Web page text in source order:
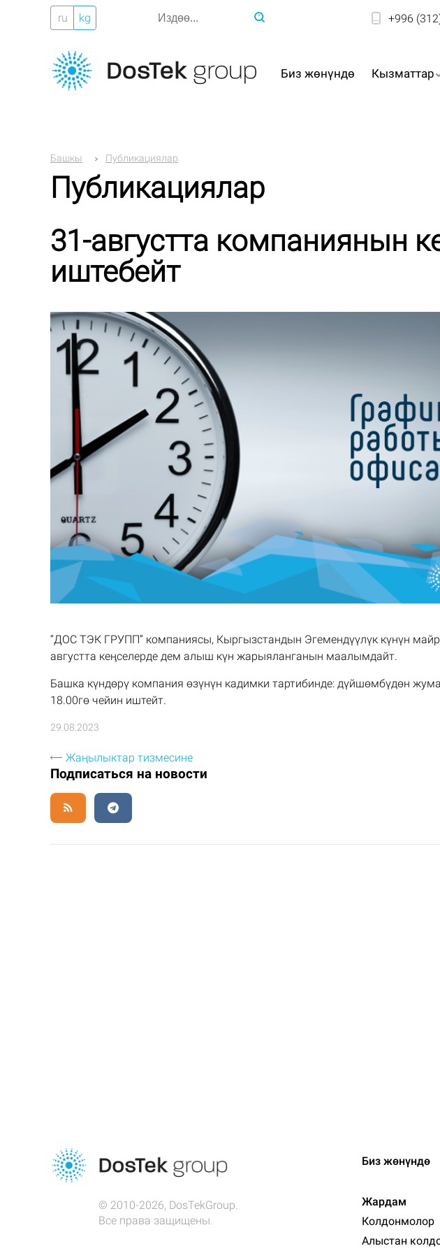
ru kg +996
Биз жөнүндө Кызматтар
Башкы Публикациялар
Публикациялар
31-августта компаниянын
иштебейт
“ДОС ТЭК ГРУПП” компаниясы, Кыргызстандын Эгемендүүлүк күнүн
августта кеңселерде дем алыш күн жарыяланганын маалымдайт.
Башка күндөрү компания өзүнүн кадимки тартибинде: дүйшөмбүдөн
18.00гө чейин иштейт.
29.08.2023
Жаңылыктар тизмесине
Подписаться на новости
© 2010-2026, DosTekGroup.
Все права защищены.
Биз жөнүндө
Жардам
Колдонмолор
Алыстан